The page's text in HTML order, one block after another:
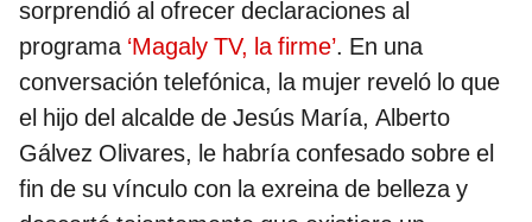
sorprendió al ofrecer declaraciones al
programa ‘Magaly TV, la firme’. En una
conversación telefónica, la mujer reveló lo que
el hijo del alcalde de Jesús María, Alberto
Gálvez Olivares, le habría confesado sobre el
fin de su vínculo con la exreina de belleza y